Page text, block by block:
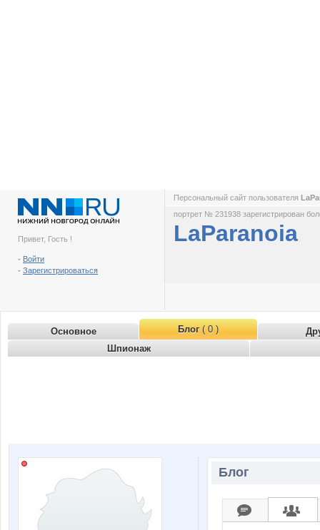
Привет, Гость !
- Войти
- Зарегистрироваться
Персональный сайт пользователя
портрет № 231938 зарегистрирован
LaParanoia
Основное Блог( 0 )
Шпионаж
Блог